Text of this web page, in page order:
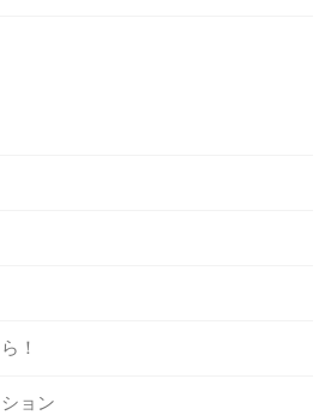
！
ョン